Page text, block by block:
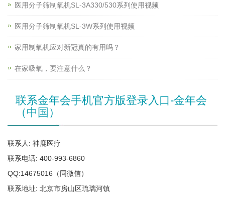
医用分子筛制氧机SL-3A330/530系列使用视频
医用分子筛制氧机SL-3W系列使用视频
家用制氧机应对新冠真的有用吗？
在家吸氧，要注意什么？
联系金年会手机官方版登录入口-金年会
（中国）
联系人: 神鹿医疗
联系电话: 400-993-6860
QQ:14675016（同微信）
联系地址: 北京市房山区琉璃河镇